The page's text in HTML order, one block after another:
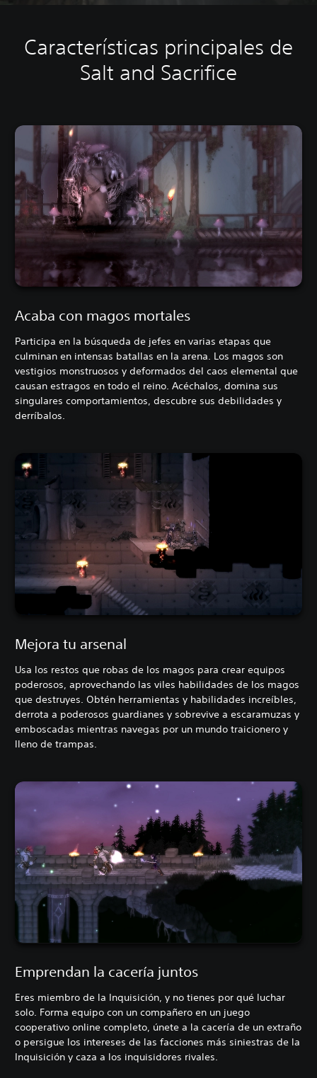
Características principales de
Salt and Sacrifice
Acaba con magos mortales
Participa en la búsqueda de jefes en varias etapas que
culminan en intensas batallas en la arena. Los magos son
vestigios monstruosos y deformados del caos elemental que
causan estragos en todo el reino. Acéchalos, domina sus
singulares comportamientos, descubre sus debilidades y
derríbalos.
Mejora tu arsenal
Usa los restos que robas de los magos para crear equipos
poderosos, aprovechando las viles habilidades de los magos
que destruyes. Obtén herramientas y habilidades increíbles,
derrota a poderosos guardianes y sobrevive a escaramuzas y
emboscadas mientras navegas por un mundo traicionero y
lleno de trampas.
Emprendan la cacería juntos
Eres miembro de la Inquisición, y no tienes por qué luchar
solo. Forma equipo con un compañero en un juego
cooperativo online completo, únete a la cacería de un extraño
o persigue los intereses de las facciones más siniestras de la
Inquisición y caza a los inquisidores rivales.